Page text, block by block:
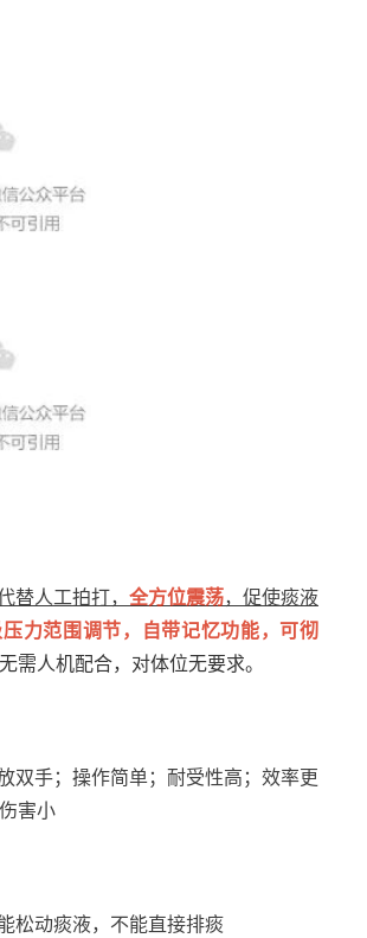
替人工拍打， 全方位震荡，促使痰液
力范围调节，自带记忆功能，可彻
需人机配合，对体位无要求。
双手；操作简单；耐受性高；效率更
害小
松动痰液，不能直接排痰